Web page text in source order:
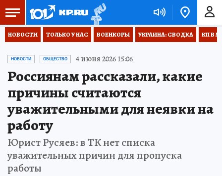
НОВОСТИ ТОЛЬКО У НАС ВОЕНКОРЫ УКРАИНА: СВОДКА КП В
НОВОСТИ ОБЩЕСТВО 4 июня 2026 15:06
Россиянам рассказали, какие
причины считаются
уважительными для неявки на
работу
Юрист Русяев: в ТК нет списка
уважительных причин для пропуска
работы